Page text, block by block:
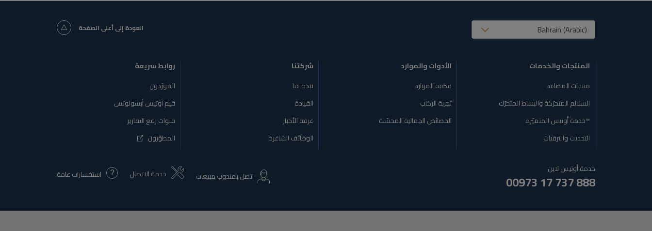
United States (EN) العودة إلى أعلى الصفحة
المنتجات والخدمات
منتجات المصاعد
السلالم المتحرّكة والبساط المتحرّك
™خدمة أوتيس المتميّزة
التحديث والترقيات
الأدوات والموارد
مكتبة الموارد
تجربة الركاب
الخصائص الجمالية المحسّنة
شركتنا
نبذة عنا
القيادة
غرفة الأخبار
الوظائف الشاغرة
روابط سريعة
المورّدون
قيم أوتيس أبسولوتس
قنوات رفع التقارير
المطوّرون
خدمة أوتيس لاين
00973 17 737 888 اتصل بمندوب مبيعات خدمة الاتصال استفسارات عامة